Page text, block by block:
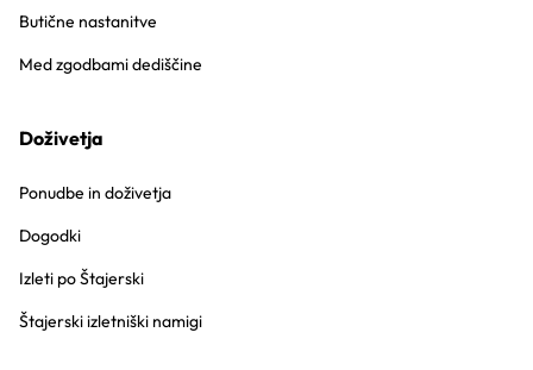
Butične nastanitve
Med zgodbami dediščine
Doživetja
Ponudbe in doživetja
Dogodki
Izleti po Štajerski
Štajerski izletniški namigi